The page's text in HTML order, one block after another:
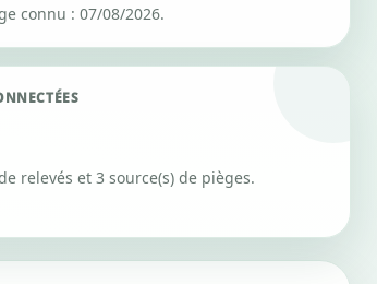
connu : 07/08/2026.
relevés et 3 source(s) de pièges.